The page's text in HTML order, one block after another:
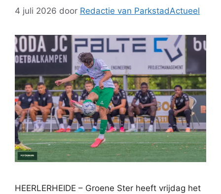
4 juli 2026 door Redactie van ParkstadActueel
HEERLERHEIDE – Groene Ster heeft vrijdag het